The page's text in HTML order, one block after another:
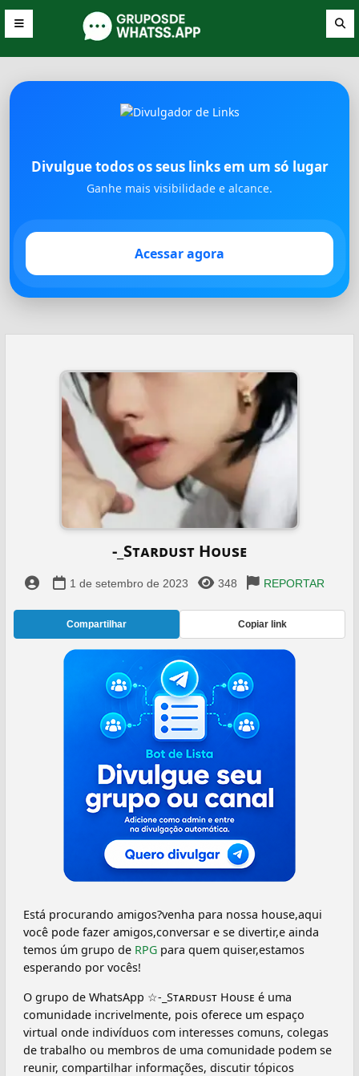
Divulgue todos os seus links em um só lugar
Ganhe mais visibilidade e alcance.
Acessar agora
-_Sᴛᴀʀᴅᴜsᴛ Hᴏᴜsᴇ
1 de setembro de 2023 348 REPORTAR
Compartilhar Copiar link
Está procurando amigos?venha para nossa house,aqui
você pode fazer amigos,conversar e se divertir,e ainda
temos úm grupo de RPG para quem quiser,estamos
esperando por vocês!
O grupo de WhatsApp ☆-_Sᴛᴀʀᴅᴜsᴛ Hᴏᴜsᴇ é uma
comunidade incrivelmente, pois oferece um espaço
virtual onde indivíduos com interesses comuns, colegas
de trabalho ou membros de uma comunidade podem se
reunir, compartilhar informações, discutir tópicos